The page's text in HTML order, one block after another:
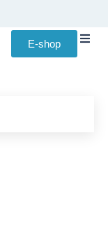
E-shop